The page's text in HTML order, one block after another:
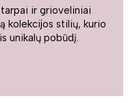
ir grioveliniai
kolekcijos stilių, kurio
unikalų pobūdį.